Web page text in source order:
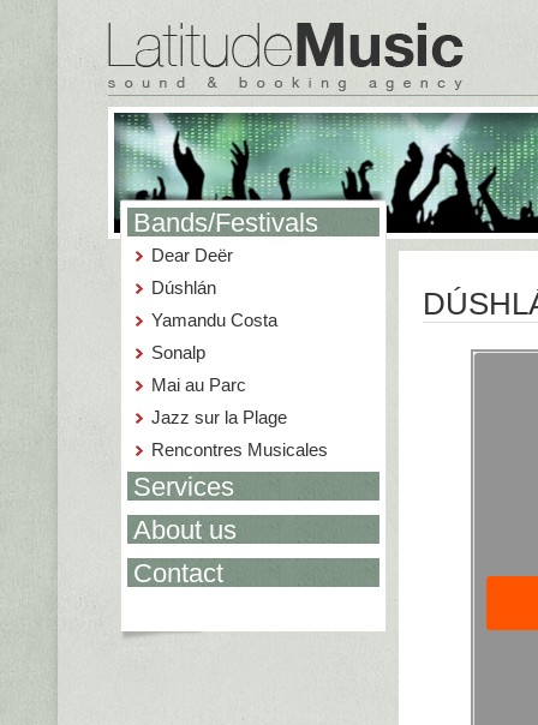
Bands/Festivals
Dear Deër
Dúshlán
Yamandu Costa
Sonalp
Mai au Parc
Jazz sur la Plage
Rencontres Musicales
Services
About us
Contact